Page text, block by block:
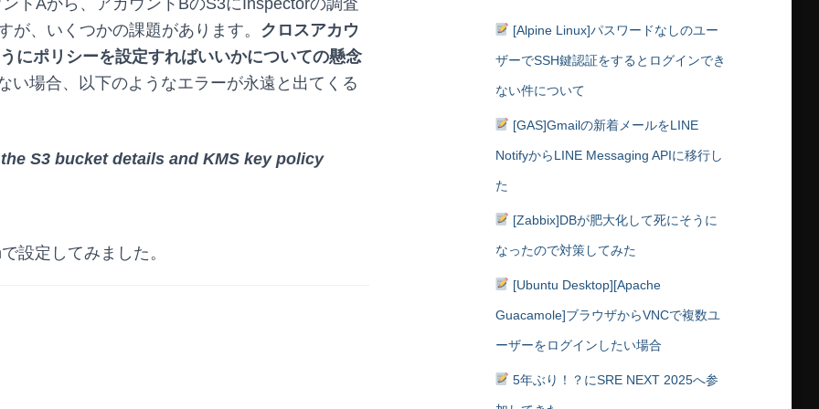
、いくつかの課題があります。 クロスアカウ
にポリシーを設定すればいいかについての懸念
い場合、以下のようなエラーが永遠と出てくる
S3 bucket details and KMS key policy
設定してみました。
[Alpine Linux]パスワードなしのユー
ザーでSSH鍵認証をするとログインでき
ない件について
[GAS]Gmailの新着メールをLINE
NotifyからLINE Messaging APIに移行し
た
[Zabbix]DBが肥大化して死にそうに
なったので対策してみた
[Ubuntu Desktop][Apache
Guacamole]ブラウザからVNCで複数ユ
ーザーをログインしたい場合
5年ぶり！？にSRE NEXT 2025へ参